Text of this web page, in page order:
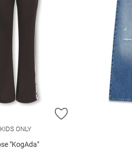
HINZUFÜGEN
KIDS ONLY
"KogAda"